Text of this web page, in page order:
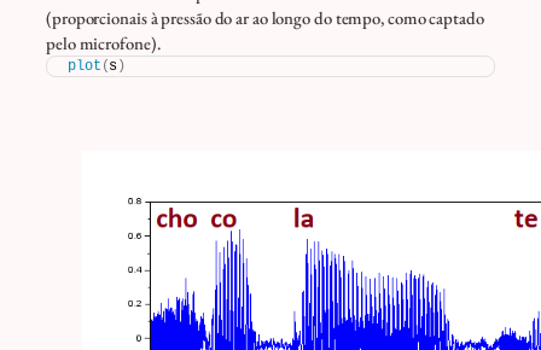
(proporcionais à pressão do ar ao longo do tempo, como captado
pelo microfone).
plot (s )